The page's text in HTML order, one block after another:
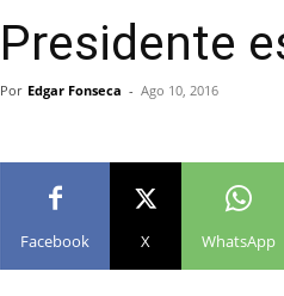
Presidente
Por Edgar Fonseca - Ago 10, 2016
Facebook X WhatsApp